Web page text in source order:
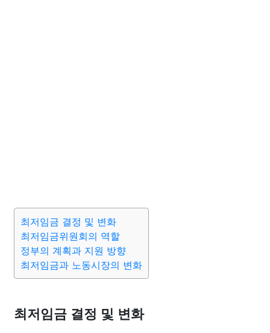
최저임금 결정 및 변화
최저임금위원회의 역할
정부의 계획과 지원 방향
최저임금과 노동시장의 변화
최저임금 결정 및 변화